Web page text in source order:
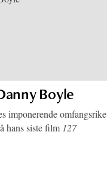
Boyle
imponerende omfangsrike
hans siste film 127